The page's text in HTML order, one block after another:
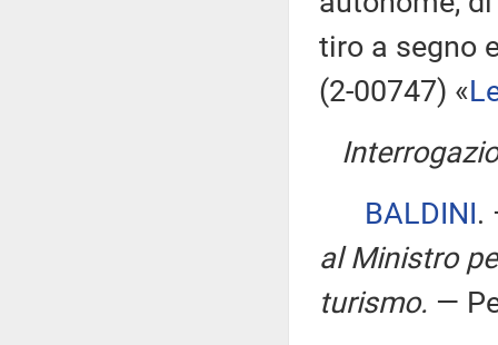
tiro a segno
(2-00747) «
BALDINI.
al Ministro
turismo. —